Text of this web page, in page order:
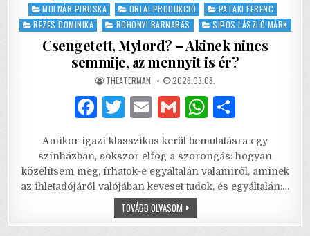
MOLNÁR PIROSKA
ORLAI PRODUKCIÓ
PATAKI FERENC
REZES DOMINIKA
ROHONYI BARNABÁS SIPOS LÁSZLÓ MÁRK
Csengetett, Mylord? – Akinek nincs
semmije, az mennyit is ér?
AUTHOR:
THEATERMAN PUBLISHED
DATE:
2026.03.08.
F
c
e
b
T
it
te
r
E
ai
l
G
ai
l
W
at
s
A
ar
e
Amikor igazi klasszikus kerül bemutatásra egy
színházban, sokszor elfog a szorongás: hogyan
közelítsem meg, írhatok-e egyáltalán valamiről, aminek
az ihletadójáról valójában keveset tudok, és egyáltalán:…
TOVÁBB OLVASOMCSENGETETT,
MYLORD?
–